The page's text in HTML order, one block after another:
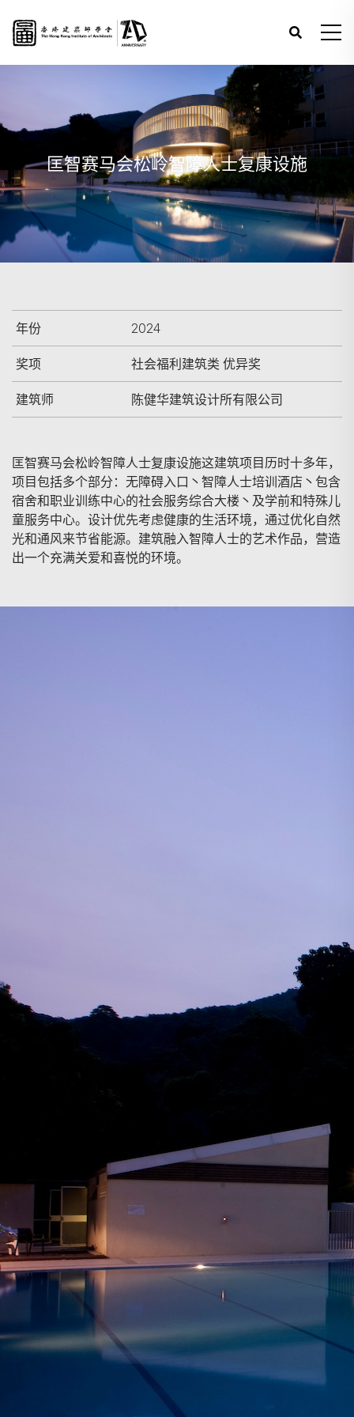
匡智赛马会松岭智障人士复康设施
年份 2024
奖项 社会福利建筑类 优异奖
建筑师 陈健华建筑设计所有限公司
匡智赛马会松岭智障人士复康设施这建筑项目历时十多年，
项目包括多个部分：无障碍入口丶智障人士培训酒店丶包含
宿舍和职业训练中心的社会服务综合大楼丶及学前和特殊儿
童服务中心。设计优先考虑健康的生活环境，通过优化自然
光和通风来节省能源。建筑融入智障人士的艺术作品，营造
出一个充满关爱和喜悦的环境。